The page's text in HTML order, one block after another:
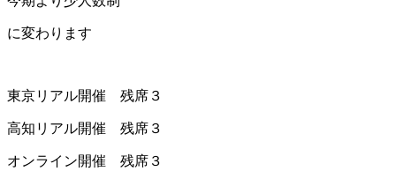
に変わります
東京リアル開催 残席３
高知リアル開催 残席３
オンライン開催 残席３